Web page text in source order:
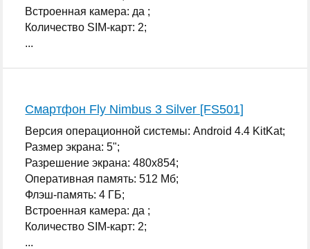
Встроенная камера: да ;
Количество SIM-карт: 2;
...
Смартфон Fly Nimbus 3 Silver [FS501]
Версия операционной системы: Android 4.4 KitKat;
Размер экрана: 5";
Разрешение экрана: 480x854;
Оперативная память: 512 Мб;
Флэш-память: 4 ГБ;
Встроенная камера: да ;
Количество SIM-карт: 2;
...